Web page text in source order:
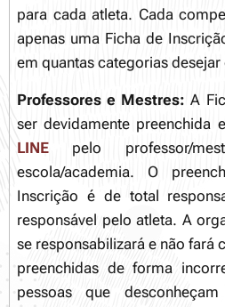
para cada atleta. Cada
apenas uma Ficha de
em quantas categorias
Professores e Mestres: A
ser devidamente preenchida
LINE pelo professor/
escola/academia. O
Inscrição é de total
responsável pelo atleta. A
se responsabilizará e não fará
preenchidas de forma
pessoas que